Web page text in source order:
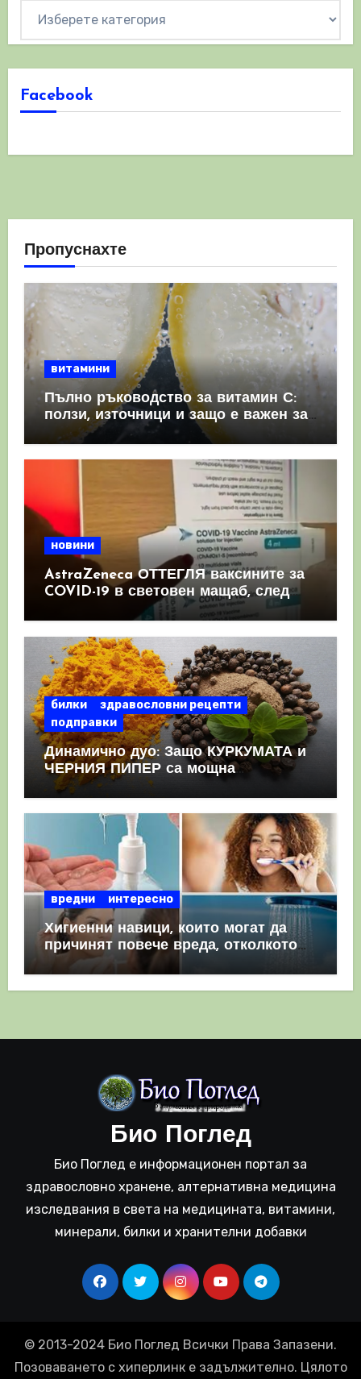
Facebook
Пропуснахте
витамини
Пълно ръководство за витамин С:
ползи, източници и защо е важен за
имунната система
новини
AstraZeneca ОТТЕГЛЯ ваксините за
COVID-19 в световен мащаб, след
като призна, че те причиняват
билки
здравословни рецепти
подправки
Динамично дуо: Защо КУРКУМАТА и
ЧЕРНИЯ ПИПЕР са мощна
комбинация
вредни интересно
Хигиенни навици, които могат да
причинят повече вреда, отколкото
полза
Био Поглед
Био Поглед е информационен портал за
здравословно хранене, алтернативна медицина
изследвания в света на медицината, витамини,
минерали, билки и хранителни добавки
© 2013-2024 Био Поглед Всички Права Запазени.
Позоваването с хиперлинк е задължително. Цялото